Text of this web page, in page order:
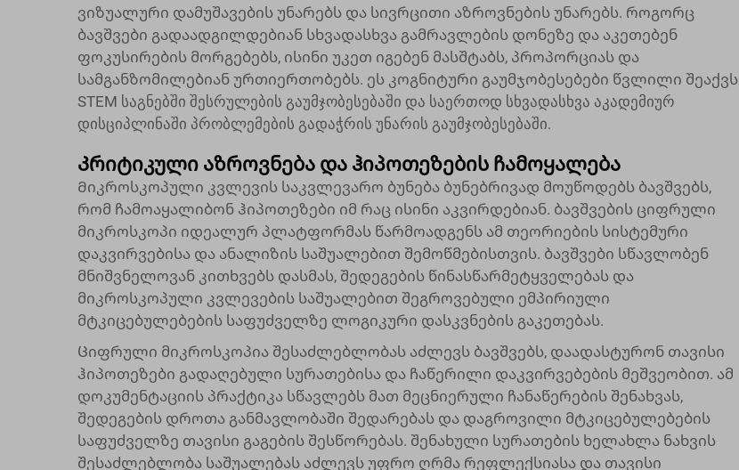
ვიზუალური დამუშავების უნარებს და სივრცითი აზროვნების უნარებს. როგორც
ბავშვები გადაადგილდებიან სხვადასხვა გამრავლების დონეზე და აკეთებენ
ფოკუსირების მორგებებს, ისინი უკეთ იგებენ მასშტაბს, პროპორციას და
სამგანზომილებიან ურთიერთობებს. ეს კოგნიტური გაუმჯობესებები წვლილი შეაქვს
STEM საგნებში შესრულების გაუმჯობესებაში და საერთოდ სხვადასხვა აკადემიურ
დისციპლინაში პრობლემების გადაჭრის უნარის გაუმჯობესებაში.
Კრიტიკული აზროვნება და ჰიპოთეზების ჩამოყალება
Მიკროსკოპული კვლევის საკვლევარო ბუნება ბუნებრივად მოუწოდებს ბავშვებს,
რომ ჩამოაყალიბონ ჰიპოთეზები იმ რაც ისინი აკვირდებიან. ბავშვების ციფრული
მიკროსკოპი იდეალურ პლატფორმას წარმოადგენს ამ თეორიების სისტემური
დაკვირვებისა და ანალიზის საშუალებით შემოწმებისთვის. ბავშვები სწავლობენ
მნიშვნელოვან კითხვებს დასმას, შედეგების წინასწარმეტყველებას და
მიკროსკოპული კვლევების საშუალებით შეგროვებული ემპირიული
მტკიცებულებების საფუძველზე ლოგიკური დასკვნების გაკეთებას.
Ციფრული მიკროსკოპია შესაძლებლობას აძლევს ბავშვებს, დაადასტურონ თავისი
ჰიპოთეზები გადაღებული სურათებისა და ჩაწერილი დაკვირვებების მეშვეობით. ამ
დოკუმენტაციის პრაქტიკა სწავლებს მათ მეცნიერული ჩანაწერების შენახვას,
შედეგების დროთა განმავლობაში შედარებას და დაგროვილი მტკიცებულებების
საფუძველზე თავისი გაგების შესწორებას. შენახული სურათების ხელახლა ნახვის
შესაძლებლობა საშუალებას აძლევს უფრო ღრმა რეფლექსიასა და თავისი